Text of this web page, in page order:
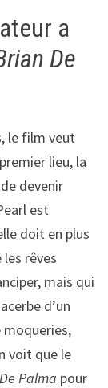
a
De
le film veut
lieu, la
devenir
est
doit en plus
rêves
mais qui
d’un
voit que le
Palma pour